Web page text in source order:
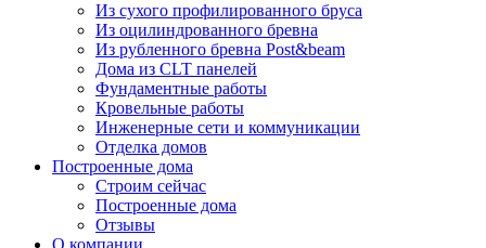
Из сухого профилированного бруса
Из оцилиндрованного бревна
Из рубленного бревна Post&beam
Дома из CLT панелей
Фундаментные работы
Кровельные работы
Инженерные сети и коммуникации
Отделка домов
Построенные дома
Строим сейчас
Построенные дома
Отзывы
О компании